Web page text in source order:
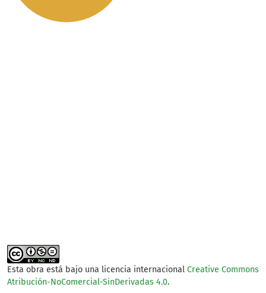
Esta obra está bajo una licencia internacional Creative Commons
Atribución-NoComercial-SinDerivadas 4.0.